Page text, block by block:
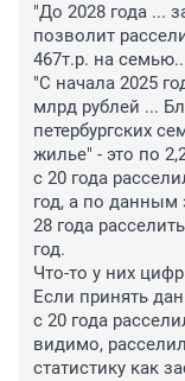
"До 2028 года ...
позволит
467т.р. на
"С начала 2025
млрд рублей ...
петербургских
жилье" - это по
с 20 года
год, а по данным
28 года
год.
Что-то у них
Если принять
с 20 года
видимо,
статистику как